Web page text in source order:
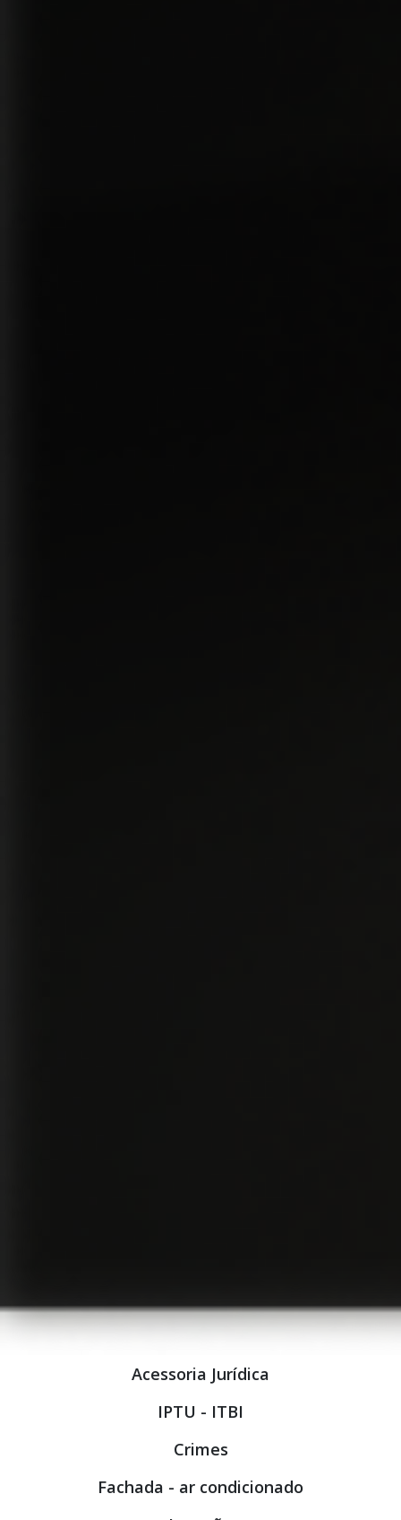
Acessoria Jurídica
IPTU - ITBI
Crimes
Fachada - ar condicionado